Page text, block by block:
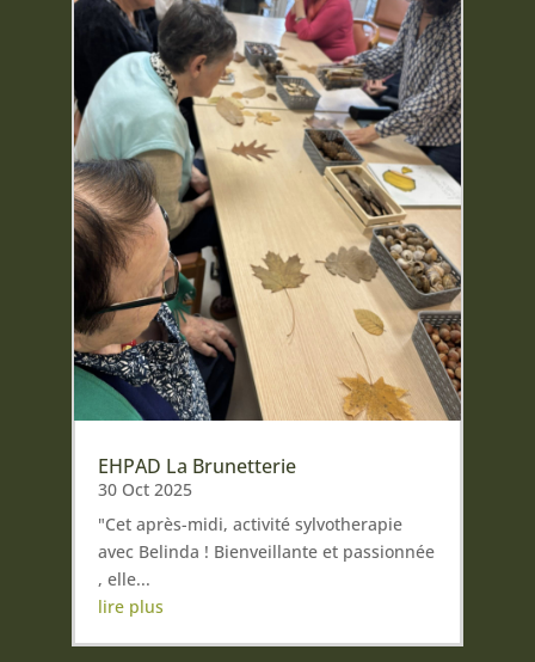
EHPAD La Brunetterie
30 Oct 2025
"Cet après-midi, activité sylvotherapie
avec Belinda ! Bienveillante et passionnée
, elle...
lire plus